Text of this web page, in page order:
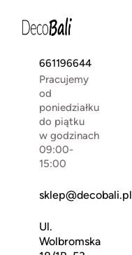
661196644
Pracujemy
od
poniedziałku
do piątku
w godzinach
09:00-
15:00
sklep@decobali.pl
Ul.
Wolbromska